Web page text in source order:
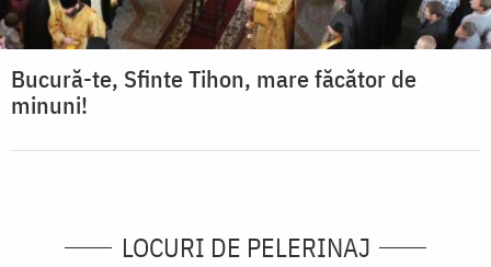
Bucură-te, Sfinte Tihon, mare făcător de
minuni!
LOCURI DE PELERINAJ